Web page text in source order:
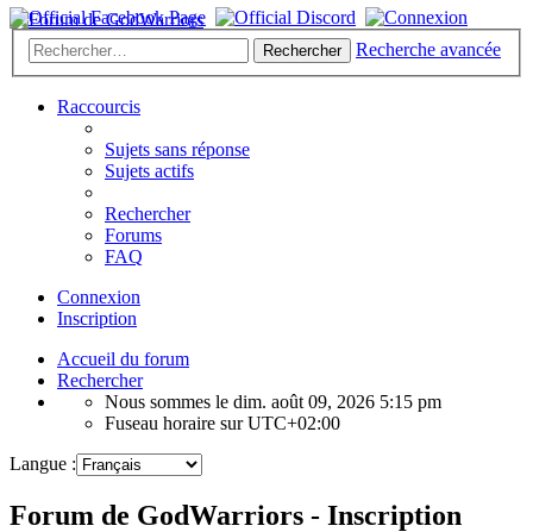
Rechercher Recherche avancée
Raccourcis
Sujets sans réponse
Sujets actifs
Rechercher
Forums
FAQ
Connexion
Inscription
Accueil du forum
Rechercher
Nous sommes le dim. août 09, 2026 5:15 pm
Fuseau horaire surUTC+02:00
Langue :
Forum de GodWarriors - Inscription